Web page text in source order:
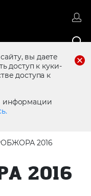
вы даете
доступ к куки-
доступа к
информации
Реклама в эфире
2016
2016